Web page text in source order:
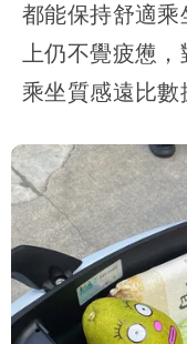
都能保持舒適
上仍不覺疲憊
乘坐質感遠比數